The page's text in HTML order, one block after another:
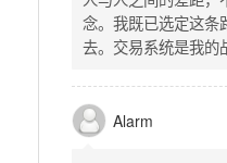
一行两个复选框（自
放），带配套 CSS track.php： - 在 var
playlist = [...] 后面输
autoplay 从后端变量
- shuffle 后台开启时
秘书长
人与人之间的差距，
念。我既已选定这条
去。交易系统是我的